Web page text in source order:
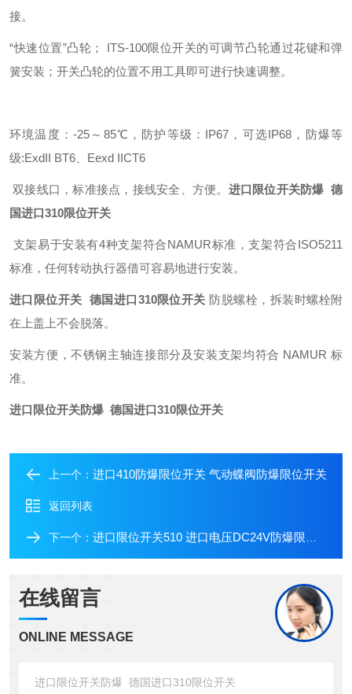
接。
“快速位置”凸轮； ITS-100限位开关的可调节凸轮通过花键和弹
簧安装；开关凸轮的位置不用工具即可进行快速调整。
环境温度：-25～85℃，防护等级：IP67，可选IP68，防爆等
级:ExdII BT6、Eexd IICT6
双接线口，标准接点，接线安全、方便。 进口限位开关防爆 德
国进口310限位开关
支架易于安装有4种支架符合NAMUR标准，支架符合ISO5211
标准，任何转动执行器借可容易地进行安装。
进口限位开关 德国进口310限位开关 防脱螺栓，拆装时螺栓附
在上盖上不会脱落。
安装方便，不锈钢主轴连接部分及安装支架均符合 NAMUR 标
准。
进口限位开关防爆 德国进口310限位开关
上一个： 进口410防爆限位开关 气动蝶阀防爆限位开关
返回列表
下一个： 进口限位开关510 进口电压DC24V防爆限位开关
在线留言
ONLINE MESSAGE